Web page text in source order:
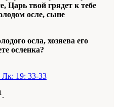
Царь твой грядет к тебе
осле, сыне
осла, хозяева его
осленка?
Лк: 19: 33-33
.